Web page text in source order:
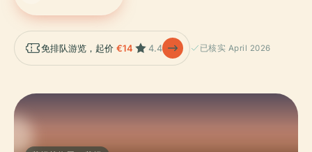
免排队游览，起价 €14 4.4 已核实 April 2026